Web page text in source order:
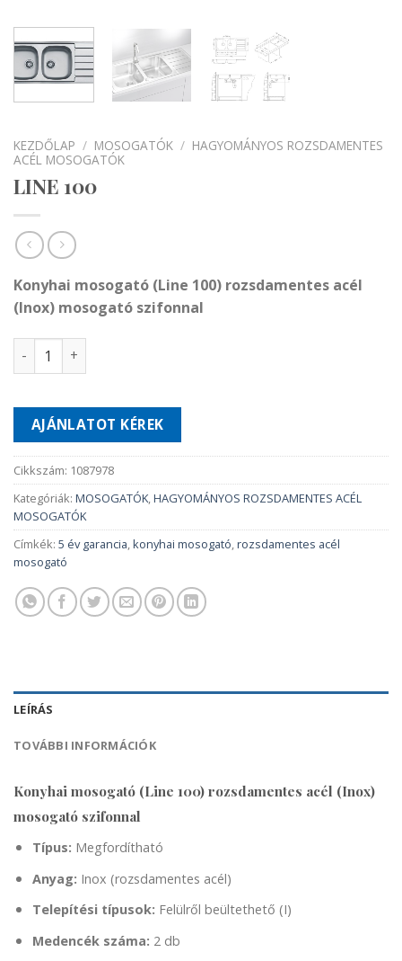
KEZDŐLAP / MOSOGATÓK / HAGYOMÁNYOS ROZSDAMENTES
ACÉL MOSOGATÓK
LINE 100
Konyhai mosogató (Line 100) rozsdamentes acél
(Inox) mosogató szifonnal
LINE 100 mennyiség
AJÁNLATOT KÉREK
Cikkszám: 1087978
Kategóriák: MOSOGATÓK,HAGYOMÁNYOS ROZSDAMENTES ACÉL
MOSOGATÓK
Címkék: 5 év garancia,konyhai mosogató,rozsdamentes acél
mosogató
LEÍRÁS
TOVÁBBI INFORMÁCIÓK
Konyhai mosogató (Line 100) rozsdamentes acél (Inox)
mosogató szifonnal
Típus: Megfordítható
Anyag: Inox (rozsdamentes acél)
Telepítési típusok: Felülről beültethető (I)
Medencék száma: 2 db